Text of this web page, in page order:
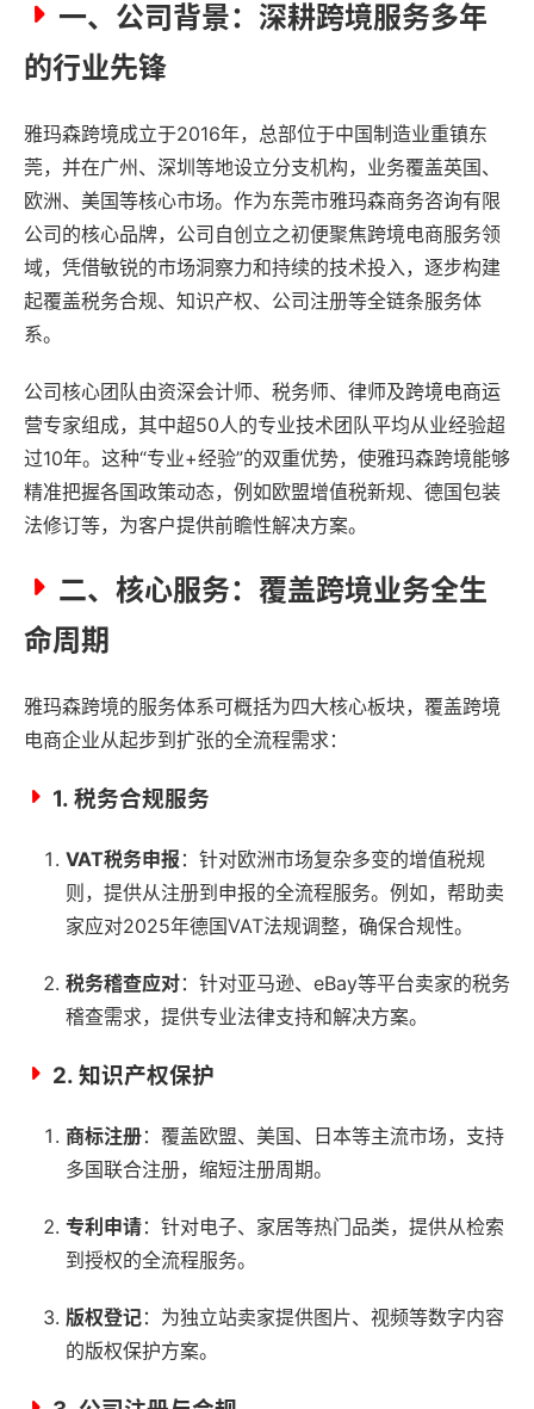
一、公司背景：深耕跨境服务多年
的行业先锋
雅玛森跨境成立于2016年，总部位于中国制造业重镇东
莞，并在广州、深圳等地设立分支机构，业务覆盖英国、
欧洲、美国等核心市场。作为东莞市雅玛森商务咨询有限
公司的核心品牌，公司自创立之初便聚焦跨境电商服务领
域，凭借敏锐的市场洞察力和持续的技术投入，逐步构建
起覆盖税务合规、知识产权、公司注册等全链条服务体
系。
公司核心团队由资深会计师、税务师、律师及跨境电商运
营专家组成，其中超50人的专业技术团队平均从业经验超
过10年。这种“专业+经验”的双重优势，使雅玛森跨境能够
精准把握各国政策动态，例如欧盟增值税新规、德国包装
法修订等，为客户提供前瞻性解决方案。
二、核心服务：覆盖跨境业务全生
命周期
雅玛森跨境的服务体系可概括为四大核心板块，覆盖跨境
电商企业从起步到扩张的全流程需求：
1. 税务合规服务
VAT税务申报 ：针对欧洲市场复杂多变的增值税规
则，提供从注册到申报的全流程服务。例如，帮助卖
家应对2025年德国VAT法规调整，确保合规性。
税务稽查应对：针对亚马逊、eBay等平台卖家的税务
稽查需求，提供专业法律支持和解决方案。
2. 知识产权保护
商标注册：覆盖欧盟、美国、日本等主流市场，支持
多国联合注册，缩短注册周期。
专利申请：针对电子、家居等热门品类，提供从检索
到授权的全流程服务。
版权登记：为独立站卖家提供图片、视频等数字内容
的版权保护方案。